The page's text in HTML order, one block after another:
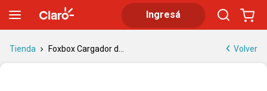
Ingresá
Tienda Foxbox Cargador d... Volver
Foxbox Cargador de Pared Quantum: precio y características |